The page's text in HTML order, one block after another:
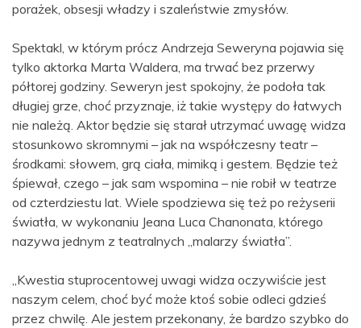
porażek, obsesji władzy i szaleństwie zmysłów.
Spektakl, w którym prócz Andrzeja Seweryna pojawia się
tylko aktorka Marta Waldera, ma trwać bez przerwy
półtorej godziny. Seweryn jest spokojny, że podoła tak
długiej grze, choć przyznaje, iż takie występy do łatwych
nie należą. Aktor będzie się starał utrzymać uwagę widza
stosunkowo skromnymi – jak na współczesny teatr –
środkami: słowem, grą ciała, mimiką i gestem. Będzie też
śpiewał, czego – jak sam wspomina – nie robił w teatrze
od czterdziestu lat. Wiele spodziewa się też po reżyserii
światła, w wykonaniu Jeana Luca Chanonata, którego
nazywa jednym z teatralnych „malarzy światła”.
„Kwestia stuprocentowej uwagi widza oczywiście jest
naszym celem, choć być może ktoś sobie odleci gdzieś
przez chwilę. Ale jestem przekonany, że bardzo szybko do